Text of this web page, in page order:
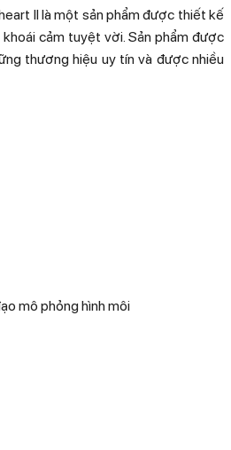
II là một sản phẩm được thiết kế
cảm tuyệt vời. Sản phẩm được
thương hiệu uy tín và được nhiều
mô phỏng hình môi